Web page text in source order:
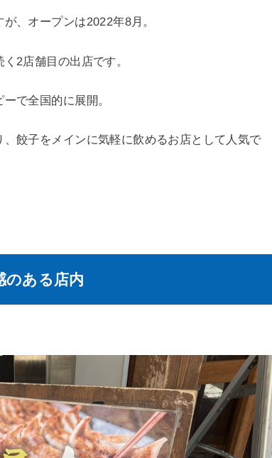
、オープンは2022年8月。
2店舗目の出店です。
で全国的に展開。
餃子をメインに気軽に飲めるお店として人気で
のある店内